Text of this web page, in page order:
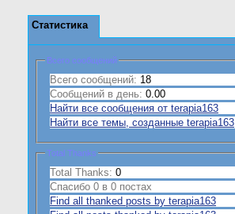
Статистика
Всего сообщений
Всего сообщений: 18
Сообщений в день: 0.00
Найти все сообщения от terapia163
Найти все темы, созданные terapia163
Total Thanks
Total Thanks: 0
Спасибо 0 в 0 постах
Find all thanked posts by terapia163